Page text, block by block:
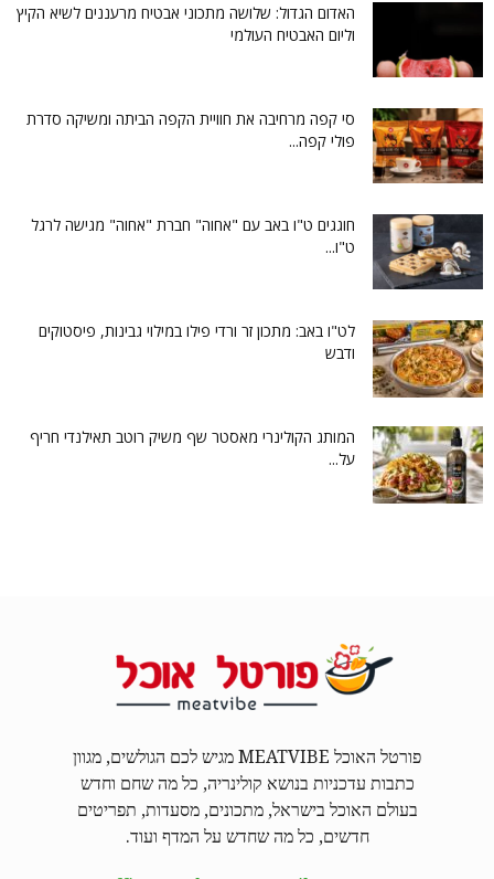
האדום הגדול: שלושה מתכוני אבטיח מרעננים לשיא הקיץ
וליום האבטיח העולמי
סי קפה מרחיבה את חוויית הקפה הביתה ומשיקה סדרת
פולי קפה...
חוגגים ט"ו באב עם "אחוה" חברת "אחוה" מגישה לרגל
ט"ו...
לט"ו באב: מתכון זר ורדי פילו במילוי גבינות, פיסטוקים
ודבש
המותג הקולינרי מאסטר שף משיק רוטב תאילנדי חריף
על...
פורטל האוכל MEATVIBE מגיש לכם הגולשים, מגוון
כתבות עדכניות בנושא קולינריה, כל מה שחם וחדש
בעולם האוכל בישראל, מתכונים, מסעדות, תפריטים
חדשים, כל מה שחדש על המדף ועוד.